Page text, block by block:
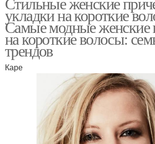
Укладка с кудряшками
Объемная укладка
Голливудская укладка
укладки на короткие
Самые модные женские
на короткие волосы:
трендов
Каре